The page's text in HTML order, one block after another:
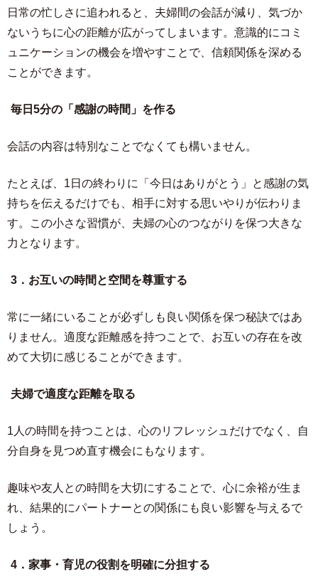
日常の忙しさに追われると、夫婦間の会話が減り、気づか
ないうちに心の距離が広がってしまいます。意識的にコミ
ュニケーションの機会を増やすことで、信頼関係を深める
ことができます。
毎日5分の「感謝の時間」を作る
会話の内容は特別なことでなくても構いません。
たとえば、1日の終わりに「今日はありがとう」と感謝の気
持ちを伝えるだけでも、相手に対する思いやりが伝わりま
す。この小さな習慣が、夫婦の心のつながりを保つ大きな
力となります。
3．お互いの時間と空間を尊重する
常に一緒にいることが必ずしも良い関係を保つ秘訣ではあ
りません。適度な距離感を持つことで、お互いの存在を改
めて大切に感じることができます。
夫婦で適度な距離を取る
1人の時間を持つことは、心のリフレッシュだけでなく、自
分自身を見つめ直す機会にもなります。
趣味や友人との時間を大切にすることで、心に余裕が生ま
れ、結果的にパートナーとの関係にも良い影響を与えるで
しょう。
4．家事・育児の役割を明確に分担する